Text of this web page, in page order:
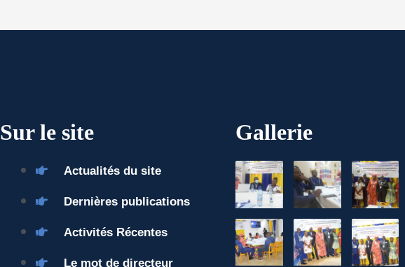
Sur le site
Actualités du site
Dernières publications
Activités Récentes
Le mot de directeur
Gallerie